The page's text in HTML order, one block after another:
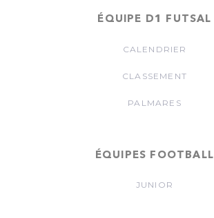
ÉQUIPE D1 FUTSAL
CALENDRIER
CLASSEMENT
PALMARES
ÉQUIPES FOOTBALL
JUNIOR